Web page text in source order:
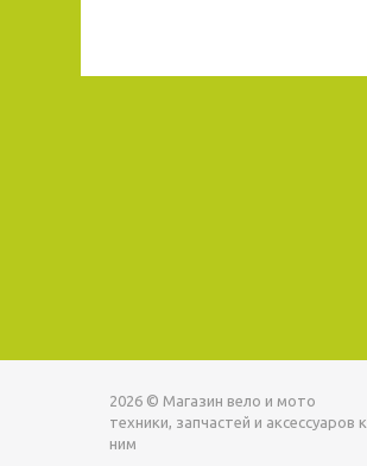
2026 © Магазин вело и мото
техники, запчастей и аксессуаров к
ним